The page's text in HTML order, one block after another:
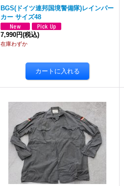
BGS(ドイツ連邦国境警備隊)レインパー
カー サイズ48
7,990円(税込)
在庫わずか